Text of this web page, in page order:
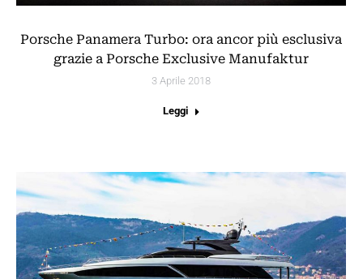
Porsche Panamera Turbo: ora ancor più esclusiva
grazie a Porsche Exclusive Manufaktur
3 Aprile 2018
Leggi